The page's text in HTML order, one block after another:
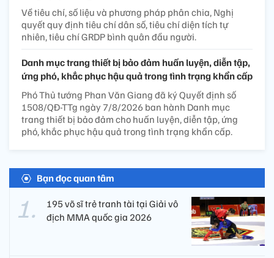
Về tiêu chí, số liệu và phương pháp phân chia, Nghị
quyết quy định tiêu chí dân số, tiêu chí diện tích tự
nhiên, tiêu chí GRDP bình quân đầu người.
Danh mục trang thiết bị bảo đảm huấn luyện, diễn tập,
ứng phó, khắc phục hậu quả trong tình trạng khẩn cấp
Phó Thủ tướng Phan Văn Giang đã ký Quyết định số
1508/QĐ-TTg ngày 7/8/2026 ban hành Danh mục
trang thiết bị bảo đảm cho huấn luyện, diễn tập, ứng
phó, khắc phục hậu quả trong tình trạng khẩn cấp.
Bạn đọc quan tâm
195 võ sĩ trẻ tranh tài tại Giải vô
địch MMA quốc gia 2026